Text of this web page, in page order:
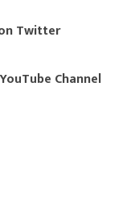
Twitter
Channel